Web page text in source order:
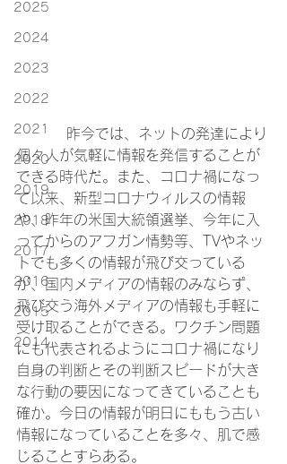
2025
2024
2023
2022
2021
2020
2019
2018
2017
2016
2015
2014
	　昨今では、ネットの発達により
個々人が気軽に情報を発信することが
できる時代だ。また、コロナ禍になっ
て以来、新型コロナウィルスの情報
や、昨年の米国大統領選挙、今年に入
ってからのアフガン情勢等、TVやネッ
トでも多くの情報が飛び交っている
が、国内メディアの情報のみならず、
飛び交う海外メディアの情報も手軽に
受け取ることができる。ワクチン問題
にも代表されるようにコロナ禍になり
自身の判断とその判断スピードが大き
な行動の要因になってきていることも
確か。今日の情報が明日にももう古い
情報になっていることを多々、肌で感
じることすらある。